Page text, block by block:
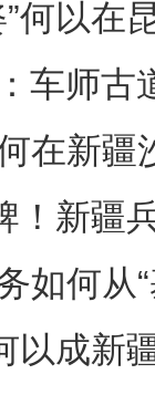
团第十二师
何以在
车师古
在新疆
！新疆
如何从
以成新